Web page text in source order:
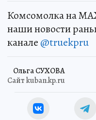
Комсомолка на
наши новости
канале @truekpru
Ольга СУХОВА
Сайт kuban.kp.ru